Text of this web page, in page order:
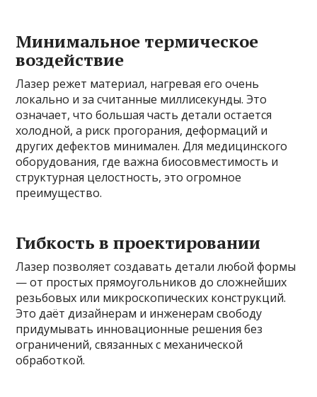
Минимальное термическое
воздействие
Лазер режет материал, нагревая его очень
локально и за считанные миллисекунды. Это
означает, что большая часть детали остается
холодной, а риск прогорания, деформаций и
других дефектов минимален. Для медицинского
оборудования, где важна биосовместимость и
структурная целостность, это огромное
преимущество.
Гибкость в проектировании
Лазер позволяет создавать детали любой формы
— от простых прямоугольников до сложнейших
резьбовых или микроскопических конструкций.
Это даёт дизайнерам и инженерам свободу
придумывать инновационные решения без
ограничений, связанных с механической
обработкой.